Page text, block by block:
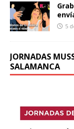
5
JORNADAS
SALAMANCA